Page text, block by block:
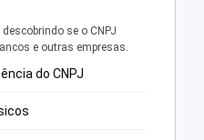
se o CNPJ
e outras empresas.
do CNPJ